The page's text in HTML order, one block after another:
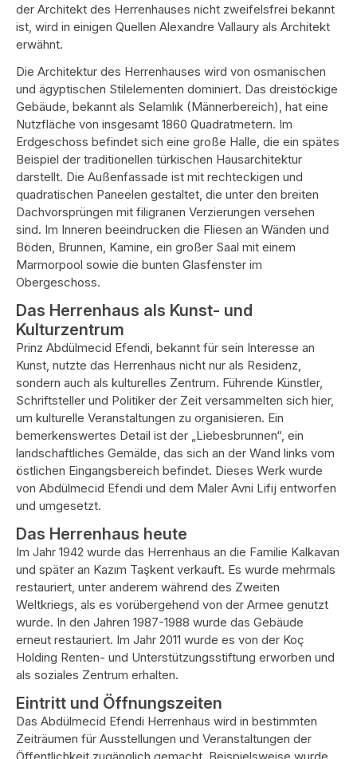
der Architekt des Herrenhauses nicht zweifelsfrei bekannt
ist, wird in einigen Quellen Alexandre Vallaury als Architekt
erwähnt.
Die Architektur des Herrenhauses wird von osmanischen
und ägyptischen Stilelementen dominiert. Das dreistöckige
Gebäude, bekannt als Selamlık (Männerbereich), hat eine
Nutzfläche von insgesamt 1860 Quadratmetern. Im
Erdgeschoss befindet sich eine große Halle, die ein spätes
Beispiel der traditionellen türkischen Hausarchitektur
darstellt. Die Außenfassade ist mit rechteckigen und
quadratischen Paneelen gestaltet, die unter den breiten
Dachvorsprüngen mit filigranen Verzierungen versehen
sind. Im Inneren beeindrucken die Fliesen an Wänden und
Böden, Brunnen, Kamine, ein großer Saal mit einem
Marmorpool sowie die bunten Glasfenster im
Obergeschoss.
Das Herrenhaus als Kunst- und
Kulturzentrum
Prinz Abdülmecid Efendi, bekannt für sein Interesse an
Kunst, nutzte das Herrenhaus nicht nur als Residenz,
sondern auch als kulturelles Zentrum. Führende Künstler,
Schriftsteller und Politiker der Zeit versammelten sich hier,
um kulturelle Veranstaltungen zu organisieren. Ein
bemerkenswertes Detail ist der „Liebesbrunnen“, ein
landschaftliches Gemälde, das sich an der Wand links vom
östlichen Eingangsbereich befindet. Dieses Werk wurde
von Abdülmecid Efendi und dem Maler Avni Lifij entworfen
und umgesetzt.
Das Herrenhaus heute
Im Jahr 1942 wurde das Herrenhaus an die Familie Kalkavan
und später an Kazım Taşkent verkauft. Es wurde mehrmals
restauriert, unter anderem während des Zweiten
Weltkriegs, als es vorübergehend von der Armee genutzt
wurde. In den Jahren 1987-1988 wurde das Gebäude
erneut restauriert. Im Jahr 2011 wurde es von der Koç
Holding Renten- und Unterstützungsstiftung erworben und
als soziales Zentrum erhalten.
Eintritt und Öffnungszeiten
Das Abdülmecid Efendi Herrenhaus wird in bestimmten
Zeiträumen für Ausstellungen und Veranstaltungen der